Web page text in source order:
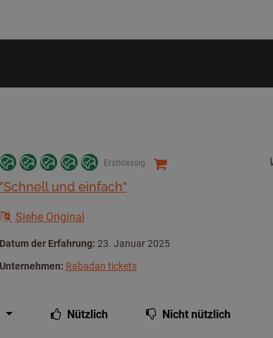
Erstklassig
"Schnell und einfach"
Siehe Original
Datum der Erfahrung: 23. Januar 2025
Unternehmen: Rabadan tickets
Nützlich Nicht nützlich